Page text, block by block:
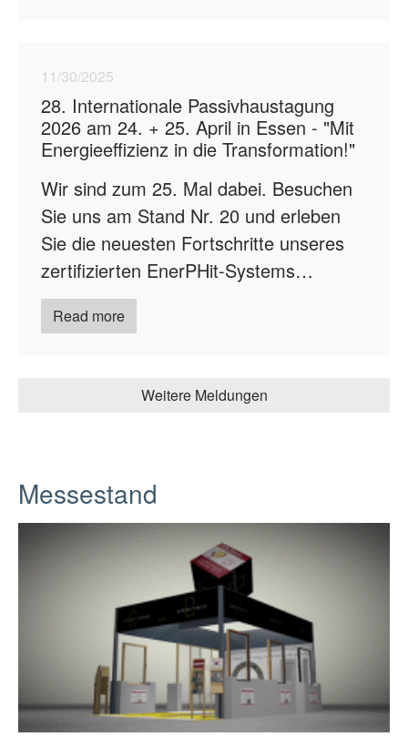
11/30/2025
28. Internationale Passivhaustagung
2026 am 24. + 25. April in Essen - "Mit
Energieeffizienz in die Transformation!"
Wir sind zum 25. Mal dabei. Besuchen
Sie uns am Stand Nr. 20 und erleben
Sie die neuesten Fortschritte unseres
zertifizierten EnerPHit-Systems…
Read more
Weitere Meldungen
Messestand